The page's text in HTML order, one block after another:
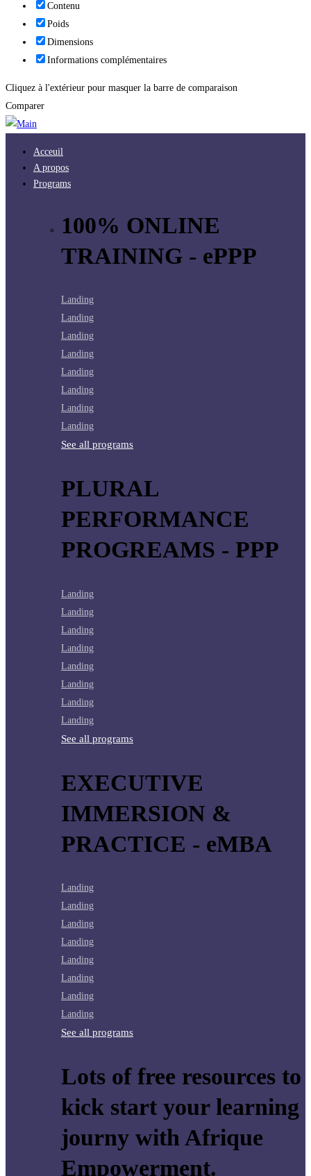
Contenu
Poids
Dimensions
Informations complémentaires
Cliquez à l'extérieur pour masquer la barre de comparaison
Comparer
Acceuil
A propos
Programs
100% ONLINE
TRAINING - ePPP
Landing
Landing
Landing
Landing
Landing
Landing
Landing
Landing
See all programs
PLURAL
PERFORMANCE
PROGREAMS - PPP
Landing
Landing
Landing
Landing
Landing
Landing
Landing
Landing
See all programs
EXECUTIVE
IMMERSION &
PRACTICE - eMBA
Landing
Landing
Landing
Landing
Landing
Landing
Landing
Landing
See all programs
Lots of free resources to
kick start your learning
journy with Afrique
Empowerment.